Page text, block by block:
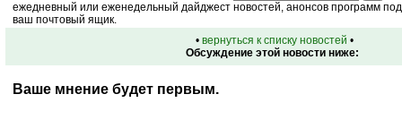
ежедневный или еженедельный дайджест новостей, анонсов программ
ваш почтовый ящик.
• вернуться к списку новостей •
Обсуждение этой новости ниже:
Ваше мнение будет первым.